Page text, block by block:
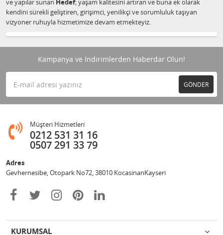
ve yapılar sunan Hedef; yaşam kalitesini artıran ve buna ek olarak
kendini sürekli geliştiren, girişimci, yenilikçi ve sorumluluk taşıyan
vizyoner ruhuyla hizmetimize devam etmekteyiz.
Kampanya ve İndirimlerden Haberdar Olun!
GÖNDER
Müşteri Hizmetleri
0212 531 31 16
0507 291 33 79
Adres
Gevhernesibe, Otopark No72, 38010 KocasinanKayseri
KURUMSAL